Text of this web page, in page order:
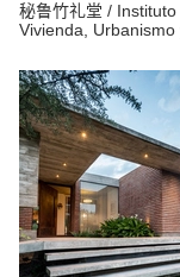
秘鲁竹礼堂 / Instituto
Vivienda, Urbanismo